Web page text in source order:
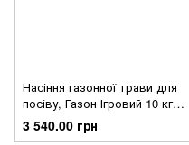
Насіння газонної трави для
посіву, Газон Ігровий 10 кг
Paradise Garden НІмеччина,
Газонні трави для стадіонів
3 540.00 грн